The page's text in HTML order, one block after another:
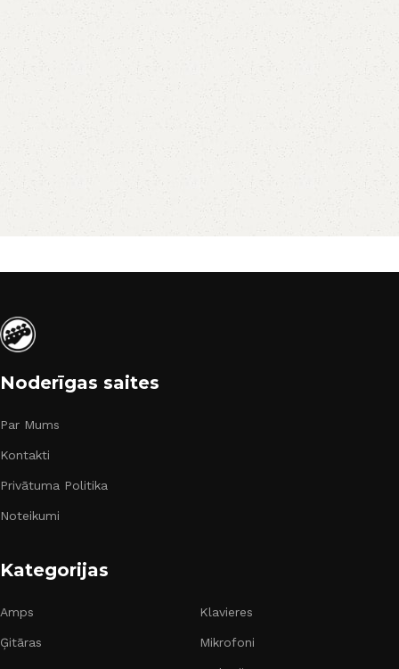
Noderīgas saites
Par Mums
Kontakti
Privātuma Politika
Noteikumi
Kategorijas
Amps
Ģitāras
Klavieres
Mikrofoni